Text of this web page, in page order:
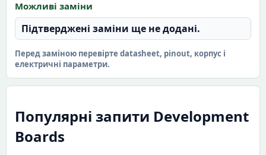
Можливі заміни
Підтверджені заміни ще не додані.
Перед заміною перевірте datasheet, pinout, корпус і
електричні параметри.
Популярні запити Development
Boards